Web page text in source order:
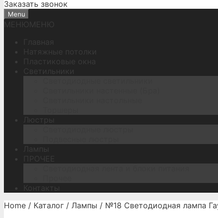
Заказать звонок
Menu
МЕНЮМЕНЮ
Главная
Натяжные потолки
Пластиковые окна
Светильники
Люстры
Лампы
ПРОЧЕЕ
Контакты
Home / Каталог / Лампы / №18 Светодиодная лампа